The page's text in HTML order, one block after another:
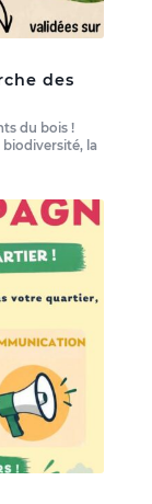
des
du bois !
biodiversité, la